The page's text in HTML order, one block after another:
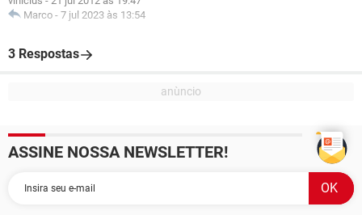
Marco - 7 jul 2023 às 13:54
3 Respostas
ASSINE NOSSA NEWSLETTER!